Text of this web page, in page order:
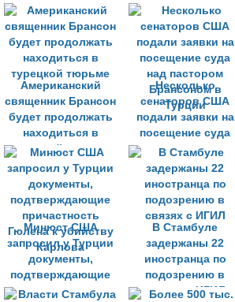
году
американского
пастора Брансона
Американский
священник Брансон
будет продолжать
находиться в
турецкой тюрьме
Несколько
сенаторов США
подали заявки на
посещение суда
над пастором
Брансоном в
Турции
Минюст США
запросил у Турции
документы,
подтверждающие
причастность
В Стамбуле
задержаны 22
иностранца по
подозрению в
связях с ИГИЛ